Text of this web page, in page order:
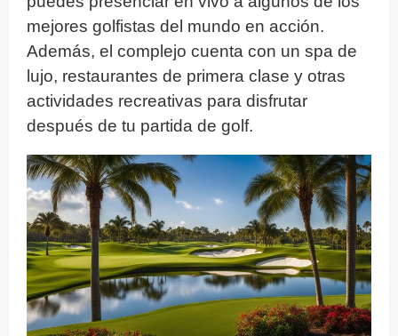
mejores golfistas del mundo en acción.
Además, el complejo cuenta con un spa de
lujo, restaurantes de primera clase y otras
actividades recreativas para disfrutar
después de tu partida de golf.